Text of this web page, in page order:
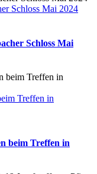
Schloss Mai 2024
Schloss Mai
Treffen in
beim Treffen in